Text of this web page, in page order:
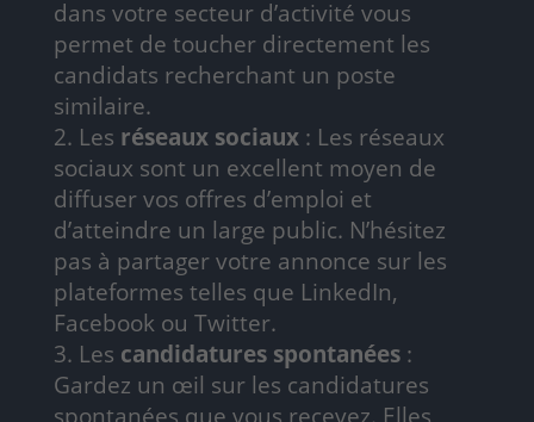
dans votre secteur d’activité vous
permet de toucher directement les
candidats recherchant un poste
similaire.
Les réseaux sociaux: Les réseaux
sociaux sont un excellent moyen de
diffuser vos offres d’emploi et
d’atteindre un large public. N’hésitez
pas à partager votre annonce sur les
plateformes telles que LinkedIn,
Facebook ou Twitter.
Les candidatures spontanées:
Gardez un œil sur les candidatures